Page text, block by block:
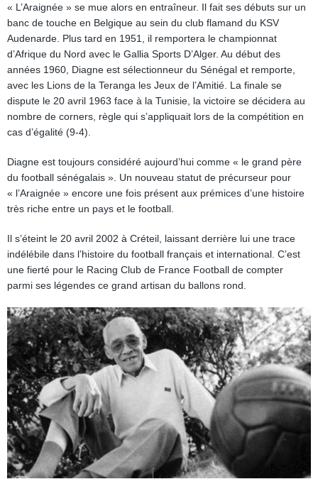
« L’Araignée » se mue alors en entraîneur. Il fait ses débuts sur un
banc de touche en Belgique au sein du club flamand du KSV
Audenarde. Plus tard en 1951, il remportera le championnat
d’Afrique du Nord avec le Gallia Sports D’Alger. Au début des
années 1960, Diagne est sélectionneur du Sénégal et remporte,
avec les Lions de la Teranga les Jeux de l’Amitié. La finale se
dispute le 20 avril 1963 face à la Tunisie, la victoire se décidera au
nombre de corners, règle qui s’appliquait lors de la compétition en
cas d’égalité (9-4).
Diagne est toujours considéré aujourd’hui comme « le grand père
du football sénégalais ». Un nouveau statut de précurseur pour
« l’Araignée » encore une fois présent aux prémices d’une histoire
très riche entre un pays et le football.
Il s’éteint le 20 avril 2002 à Créteil, laissant derrière lui une trace
indélébile dans l’histoire du football français et international. C’est
une fierté pour le Racing Club de France Football de compter
parmi ses légendes ce grand artisan du ballons rond.